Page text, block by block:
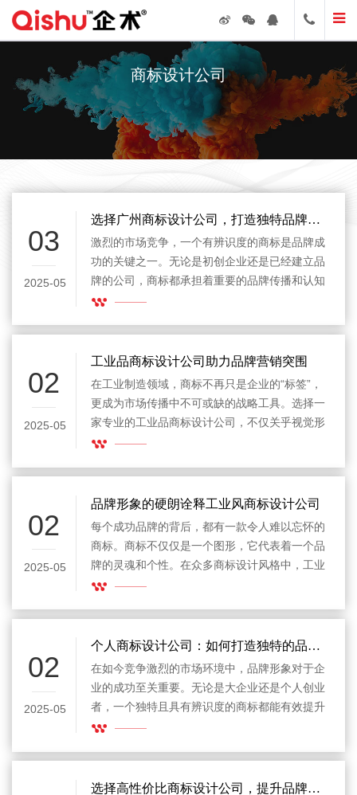
商标设计公司
03
2025-05
选择广州商标设计公司，打造独特品牌形象
激烈的市场竞争，一个有辨识度的商标是品牌成
功的关键之一。无论是初创企业还是已经建立品
牌的公司，商标都承担着重要的品牌传播和认知
任务。广州商标设计公司作为国内知名的设计服
为众多企业打造了独具特色的品牌形象。选择一
家合适的商标设计公司，不仅能够帮助企业提升
品牌价值，还能在市场中赢得更多的消费者青
睐。那么，如何选择广州商标设计公司，确保获
得高质量的商标设计服务呢？
02
2025-05
工业品商标设计公司助力品牌营销突围
在工业制造领域，商标不再只是企业的“标签”，
更成为市场传播中不可或缺的战略工具。选择一
家专业的工业品商标设计公司，不仅关乎视觉形
象的塑造，更是企业营销推广体系的重要一环。
02
2025-05
品牌形象的硬朗诠释工业风商标设计公司
每个成功品牌的背后，都有一款令人难以忘怀的
商标。商标不仅仅是一个图形，它代表着一个品
牌的灵魂和个性。在众多商标设计风格中，工业
风商标设计公司以其独特的审美和粗犷的风格，
朴与简洁的特性，成为了现代商业中越来越流行
的选择，尤其是在追求力量感与专业感的行业
中，工业风商标设计正好满足了这一需求。
02
2025-05
个人商标设计公司：如何打造独特的品牌形象
在如今竞争激烈的市场环境中，品牌形象对于企
业的成功至关重要。无论是大企业还是个人创业
者，一个独特且具有辨识度的商标都能有效提升
品牌的认知度和市场竞争力。个人商标设计公司
人通过创意设计打造与众不同的商标，传达品牌
理念，增强市场影响力。商标设计不仅仅是艺术
选择高性价比商标设计公司，提升品牌价值